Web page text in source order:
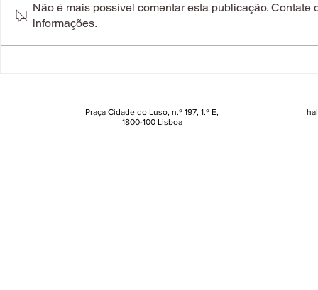
O perfume da roupa
One
Não é mais possível comentar esta publicação. Contate
informações.
Praça Cidade do Luso, n.º 197, 1.º E,
1800-100 Lisboa